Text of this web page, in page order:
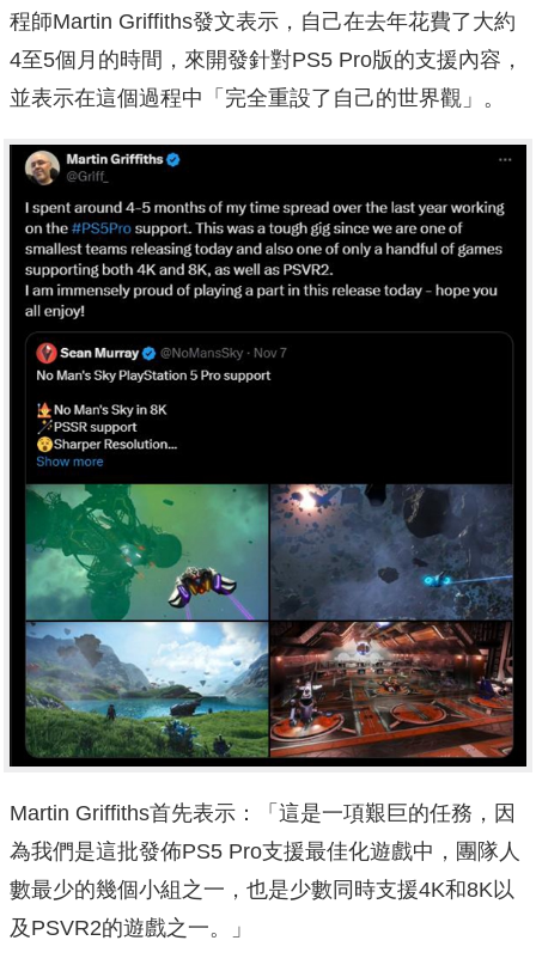
程師Martin Griffiths發文表示，自己在去年花費了大約
4至5個月的時間，來開發針對PS5 Pro版的支援內容，
並表示在這個過程中「完全重設了自己的世界觀」。
Martin Griffiths首先表示：「這是一項艱巨的任務，因
為我們是這批發佈PS5 Pro支援最佳化遊戲中，團隊人
數最少的幾個小組之一，也是少數同時支援4K和8K以
及PSVR2的遊戲之一。」